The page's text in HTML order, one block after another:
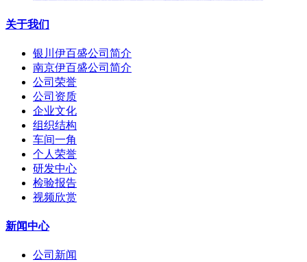
关于我们
银川伊百盛公司简介
南京伊百盛公司简介
公司荣誉
公司资质
企业文化
组织结构
车间一角
个人荣誉
研发中心
检验报告
视频欣赏
新闻中心
公司新闻